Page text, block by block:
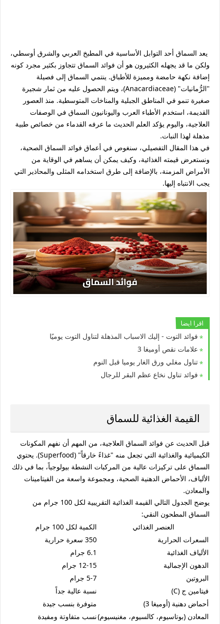
يعد السماق أحد التوابل الأساسية في المطبخ العربي والشرق أوسطي،
ولكن ما قد يجهله الكثيرون هو أن فوائد السماق تتجاوز بكثير مجرد كونه
إضافة نكهة حامضة ومميزة للأطباق. ينتمي السماق إلى فصيلة
"الرُّمانيات" (Anacardiaceae)، ويتم الحصول عليه من ثمار شجيرة
صغيرة تنمو في المناطق الجبلية والمناخات المتوسطية. منذ العصور
القديمة، استخدم الأطباء العرب واليونانيون السماق في الوصفات
العلاجية، واليوم يؤكد العلم الحديث ما عرفه القدماء من خصائص طبية
مذهلة لهذا النبات.
في هذا المقال التفصيلي، سنغوص في أعماق فوائد السماق الصحية،
ونستعرض قيمته الغذائية، وكيف يمكن أن يساهم في الوقاية من
الأمراض المزمنة، بالإضافة إلى طرق استخدامه المثلى والمحاذير التي
يجب الانتباه إليها.
اقرا ايضا
فوائد التوت - إليك الاسباب المذهلة لتناول التوت يوميًا
علامات نقص أوميغا 3
تناول مغلي ورق الغار يوميا قبل النوم
فوائد تناول نخاع عظم البقر للرجال
القيمة الغذائية للسماق
قبل الحديث عن فوائد السماق العلاجية، من المهم أن نفهم المكونات
الكيميائية والغذائية التي تجعل منه "غذاءً خارقاً" (Superfood). يحتوي
السماق على تركيزات عالية من المركبات النشطة بيولوجياً، بما في ذلك
الألياف، الأحماض الدهنية الصحية، ومجموعة واسعة من الفيتامينات
والمعادن.
يوضح الجدول التالي القيمة الغذائية التقريبية لكل 100 جرام من
السماق المطحون النقي:
العنصر الغذائي
الكمية لكل 100 جرام
السعرات الحرارية
350 سعرة حرارية
الألياف الغذائية
6.1 جرام
الدهون الإجمالية
12-15 جرام
البروتين
5-7 جرام
فيتامين ج (C)
نسبة عالية جداً
أحماض دهنية (أوميغا 3)
متوفرة بنسب جيدة
المعادن (بوتاسيوم، كالسيوم، مغنيسيوم)نسب متفاوتة ومفيدة